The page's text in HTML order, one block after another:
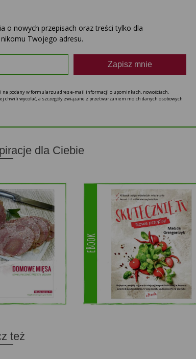
o nowych przepisach oraz treści tylko dla
Twojego adresu.
Zapisz mnie
na podany w formularzu adres e-mail informacji o upominkach, nowościach,
chwili wycofać, a szczegóły związane z przetwarzaniem moich danych osobowych
dla Ciebie
też